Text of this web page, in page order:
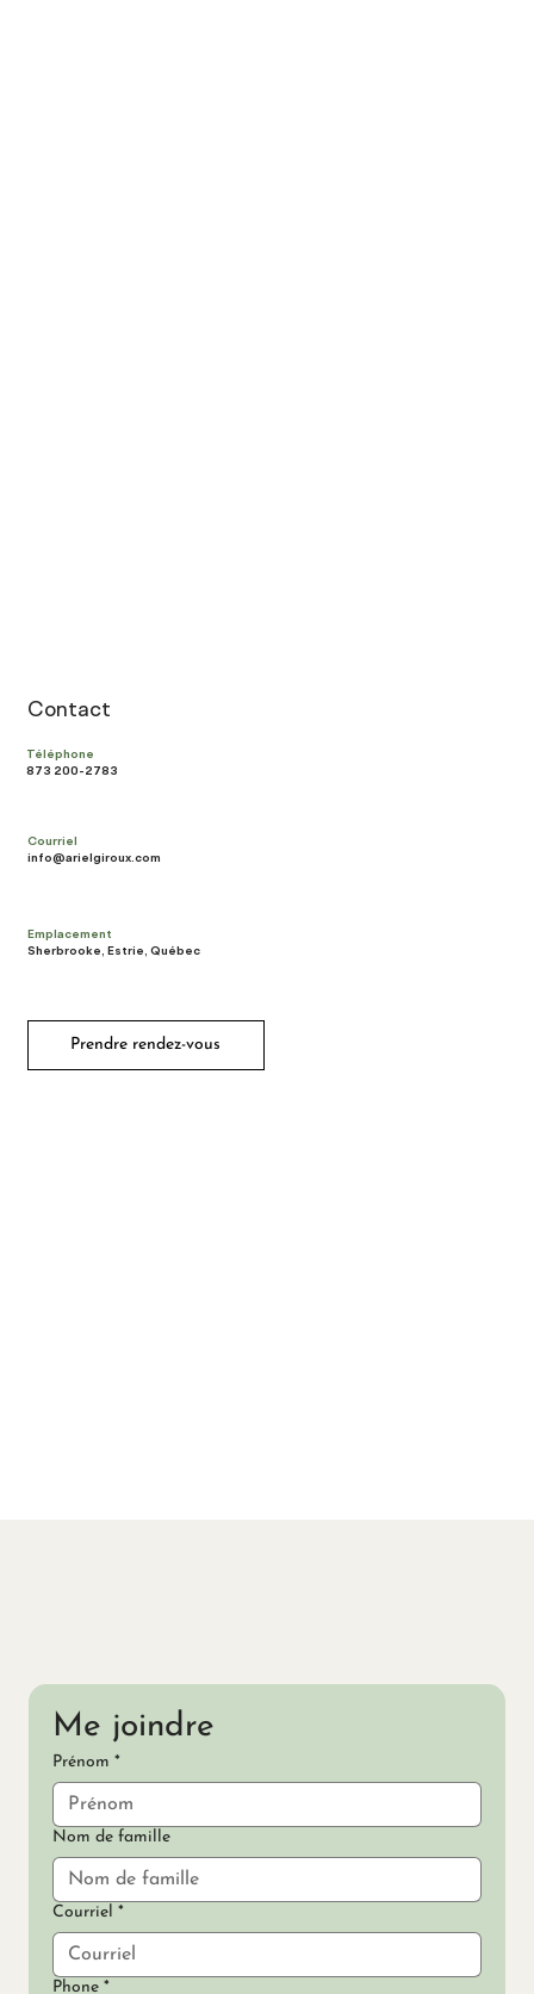
Contact
Téléphone
873 200-2783
Courriel
info@arielgiroux.com
Emplacement
Sherbrooke, Estrie, Québec
Prendre rendez-vous
Me joindre
Prénom *
Nom de famille
Courriel *
Phone *